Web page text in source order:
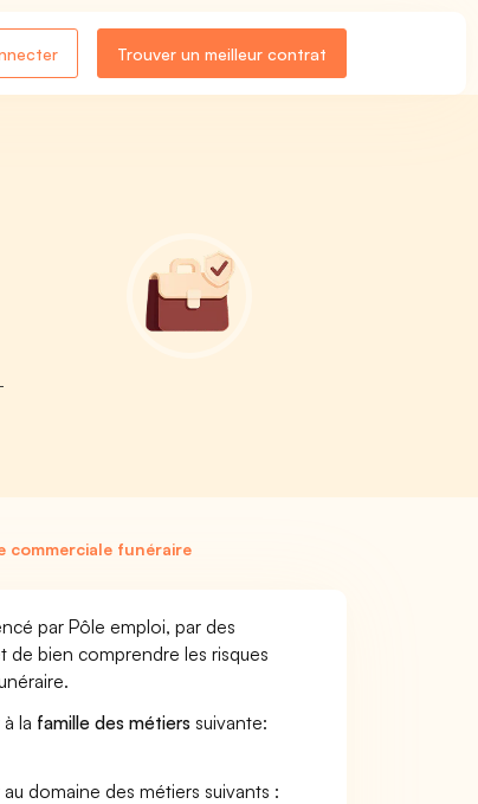
Trouver un meilleur contrat
commerciale funéraire
par Pôle emploi, par des
de bien comprendre les risques
la famille des métiers suivante:
domaine des métiers suivants :